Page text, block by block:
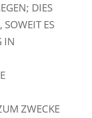
DIES
ES
IN
ZWECKE